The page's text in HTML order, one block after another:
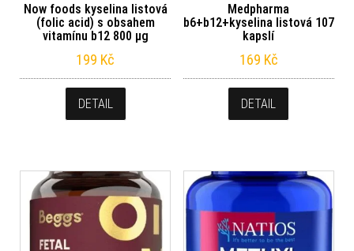
Now foods kyselina listová
(folic acid) s obsahem
vitamínu b12 800 μg
199 Kč
DETAIL
Medpharma
b6+b12+kyselina listová 107
kapslí
169 Kč
DETAIL